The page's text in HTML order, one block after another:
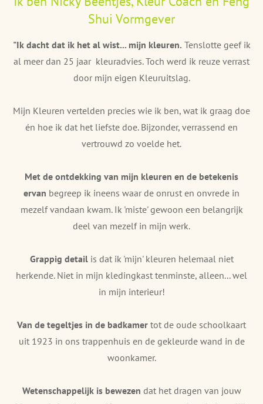
Shui Vormgever
"Ik dacht dat ik het al wist... mijn kleuren. Tenslotte geef ik
al meer dan 25 jaar kleuradvies. Toch werd ik reuze verrast
door mijn eigen Kleuruitslag.
Mijn Kleuren vertelden precies wie ik ben, wat ik graag doe
én hoe ik dat het liefste doe. Bijzonder, verrassend en
vertrouwd zo voelde het.
Met de ontdekking van mijn kleuren en de betekenis
ervan begreep ik ineens waar de onrust en onvrede in
mezelf vandaan kwam. Ik 'miste' gewoon een belangrijk
deel van mezelf in mijn werk.
Grappig detailis dat ik 'mijn' kleuren helemaal niet
herkende. Niet in mijn kledingkast tenminste, alleen... wel
in mijn interieur!
Van de tegeltjes in de badkamer tot de oude schoolkaart
uit 1923 in ons trappenhuis en de gekleurde wand in de
woonkamer.
Wetenschappelijk is bewezen dat het dragen van jouw